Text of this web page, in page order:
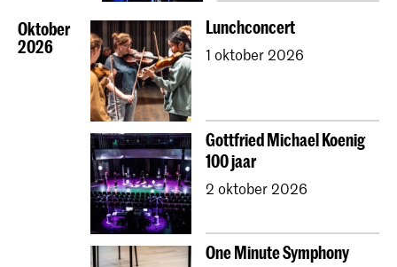
Oktober
2026
Lunchconcert
1 oktober 2026
Gottfried Michael Koenig
100 jaar
2 oktober 2026
One Minute Symphony